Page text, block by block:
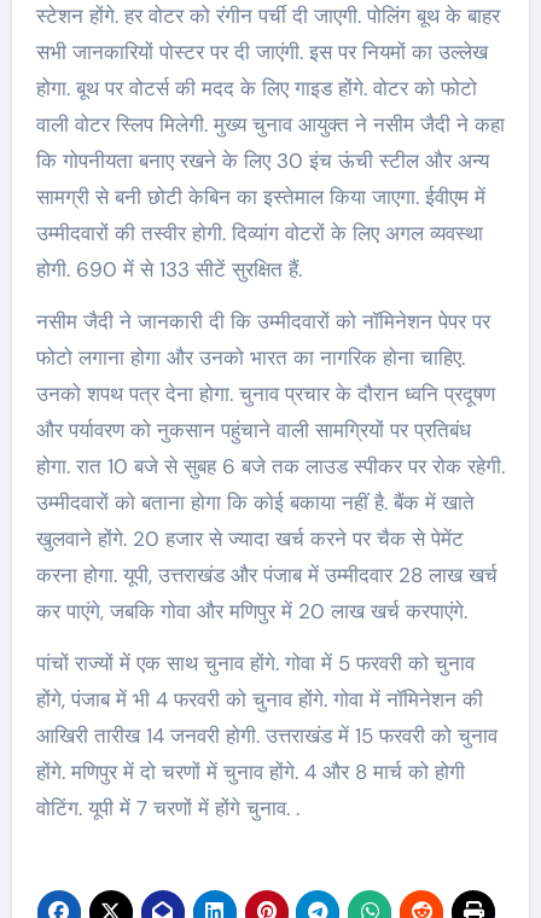
स्टेशन होंगे. हर वोटर को रंगीन पर्ची दी जाएगी. पोलिंग बूथ के बाहर
सभी जानकारियों पोस्टर पर दी जाएंगी. इस पर नियमों का उल्लेख
होगा. बूथ पर वोटर्स की मदद के लिए गाइड होंगे. वोटर को फोटो
वाली वोटर स्लिप मिलेगी. मुख्य चुनाव आयुक्त ने नसीम जैदी ने कहा
कि गोपनीयता बनाए रखने के लिए 30 इंच ऊंची स्टील और अन्य
सामग्री से बनी छोटी केबिन का इस्तेमाल किया जाएगा. ईवीएम में
उम्मीदवारों की तस्वीर होगी. दिव्यांग वोटरों के लिए अगल व्यवस्था
होगी. 690 में से 133 सीटें सुरक्षित हैं.
नसीम जैदी ने जानकारी दी कि उम्मीदवारों को नॉमिनेशन पेपर पर
फोटो लगाना होगा और उनको भारत का नागरिक होना चाहिए.
उनको शपथ पत्र देना होगा. चुनाव प्रचार के दौरान ध्वनि प्रदूषण
और पर्यावरण को नुकसान पहुंचाने वाली सामग्रियों पर प्रतिबंध
होगा. रात 10 बजे से सुबह 6 बजे तक लाउड स्पीकर पर रोक रहेगी.
उम्मीदवारों को बताना होगा कि कोई बकाया नहीं है. बैंक में खाते
खुलवाने होंगे. 20 हजार से ज्यादा खर्च करने पर चैक से पेमेंट
करना होगा. यूपी, उत्तराखंड और पंजाब में उम्मीदवार 28 लाख खर्च
कर पाएंगे, जबकि गोवा और मणिपुर में 20 लाख खर्च करपाएंगे.
पांचों राज्यों में एक साथ चुनाव होंगे. गोवा में 5 फरवरी को चुनाव
होंगे, पंजाब में भी 4 फरवरी को चुनाव होंगे. गोवा में नॉमिनेशन की
आखिरी तारीख 14 जनवरी होगी. उत्तराखंड में 15 फरवरी को चुनाव
होंगे. मणिपुर में दो चरणों में चुनाव होंगे. 4 और 8 मार्च को होगी
वोटिंग. यूपी में 7 चरणों में होंगे चुनाव. .